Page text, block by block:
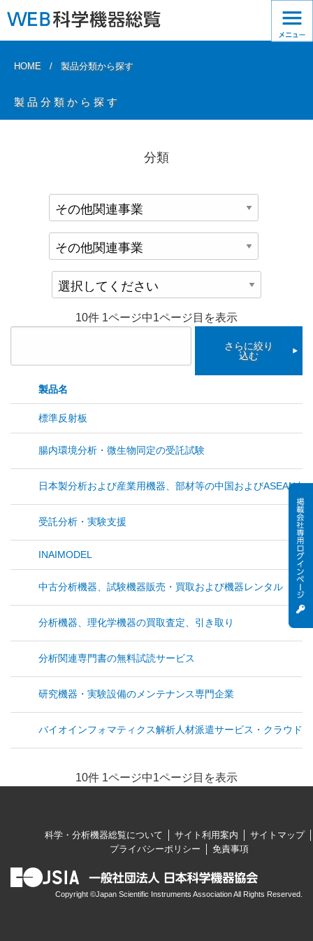
HOME 製品分類から探す
製品分類から探す
分類
10件 1ページ中1ページ目を表示
さらに絞り
込む
製品名
標準反射板
腸内環境分析・微生物同定の受託試験
日本製分析および産業用機器、部材等の中国およびASEAN向
受託分析・実験支援
INAIMODEL
中古分析機器、試験機器販売・買取および機器レンタル
分析機器、理化学機器の買取査定、引き取り
分析関連専門書の無料試読サービス
研究機器・実験設備のメンテナンス専門企業
バイオインフォマティクス解析人材派遣サービス・クラウド
10件 1ページ中1ページ目を表示
科学・分析機器総覧について サイト利用案内
サイトマップ
プライバシーポリシー
免責事項
Copyright ©Japan Scientific Instruments Association All Rights Reserved.